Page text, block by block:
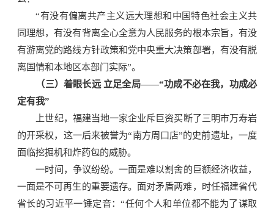
“有没有偏离共产主义远大理想和中国特色社会主义共
同理想，有没有背离全心全意为人民服务的根本宗旨，有没
有游离党的路线方针政策和党中央重大决策部署，有没有脱
离国情和本地区本部门实际”。
（三）着眼长远 立足全局——“功成不必在我，功成必
定有我”
上世纪，福建当地一家企业斥巨资买断了三明市万寿岩
的开采权，这一后来被誉为“南方周口店”的史前遗址，一度
面临挖掘机和炸药包的威胁。
一时间，争议纷纷。一面是难以割舍的巨额经济收益，
一面是不可再生的重要遗存。面对矛盾两难，时任福建省代
省长的习近平一锤定音：“任何个人和单位都不能为了谋取